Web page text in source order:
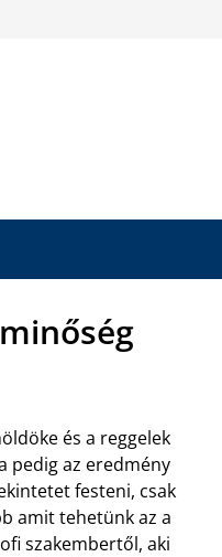
és a reggelek
pedig az eredmény
festeni, csak
amit tehetünk az a
szakembertől, aki